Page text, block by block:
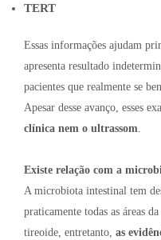
TERT
Essas informações ajudam
apresenta resultado
pacientes que realmente se
Apesar desse avanço, esses
clínica nem o ultrassom.
Existe relação com a
A microbiota intestinal tem
praticamente todas as áreas
tireoide, entretanto, as